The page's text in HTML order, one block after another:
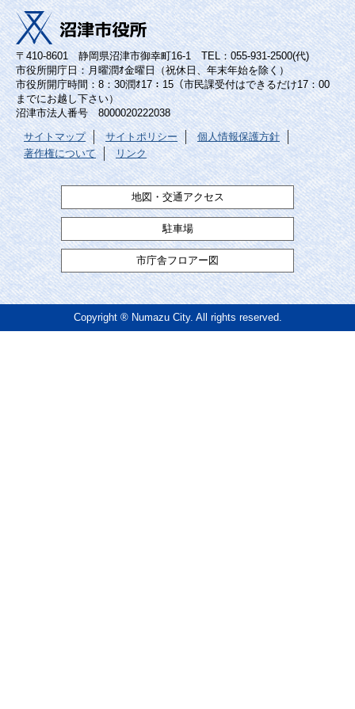
〒410-8601 静岡県沼津市御幸町16-1 TEL：055-931-2500(代)
市役所開庁日：月曜潤ｵ金曜日（祝休日、年末年始を除く）
市役所開庁時間：8：30潤ｵ17：15（市民課受付はできるだけ17：00
までにお越し下さい）
沼津市法人番号 8000020222038
サイトマップ サイトポリシー
個人情報保護方針
著作権について
リンク
地図・交通アクセス
駐車場
市庁舎フロアー図
Copyright ® Numazu City. All rights reserved.